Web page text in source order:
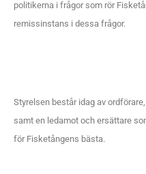
politikerna i frågor som rör
remissinstans i dessa frågor.
Styrelsen består idag av
samt en ledamot och ersättare
för Fisketångens bästa.